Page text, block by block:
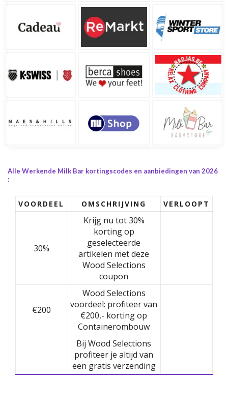
Alle Werkende Milk Bar kortingscodes en aanbiedingen van 2026
:
VOORDEEL OMSCHRIJVING VERLOOPT
30%
Krijg nu tot 30%
korting op
geselecteerde
artikelen met deze
Wood Selections
coupon
€200
Wood Selections
voordeel: profiteer van
€200,- korting op
Containerombouw
Bij Wood Selections
profiteer je altijd van
een gratis verzending